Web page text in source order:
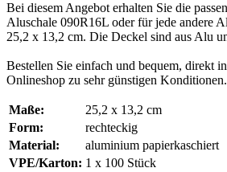
Bei diesem Angebot erhalten Sie die
Aluschale 090R16L oder für jede andere
25,2 x 13,2 cm. Die Deckel sind aus Alu
Bestellen Sie einfach und bequem, direkt
Onlineshop zu sehr günstigen Konditionen.
Maße:
25,2 x 13,2 cm
Form:
rechteckig
Material:
aluminium papierkaschiert
VPE/Karton: 1 x 100 Stück